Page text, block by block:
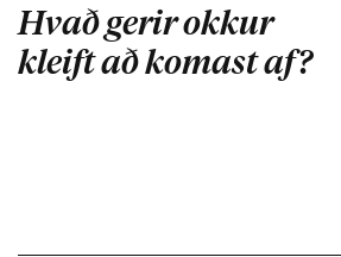
Hvað gerir okkur
kleift að komast af?